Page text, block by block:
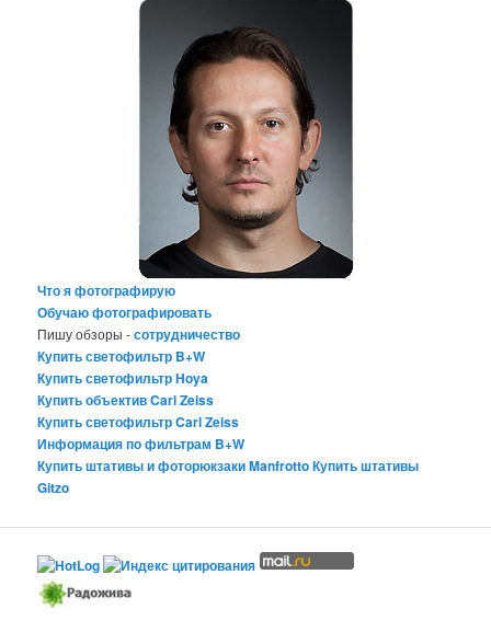
Что я фотографирую
Обучаю фотографировать
Пишу обзоры -сотрудничество
Купить светофильтр B+W
Купить светофильтр Hoya
Купить объектив Carl Zeiss
Купить светофильтр Carl Zeiss
Информация по фильтрам B+W
Купить штативы и фоторюкзаки ManfrottoКупить штативы
Gitzo